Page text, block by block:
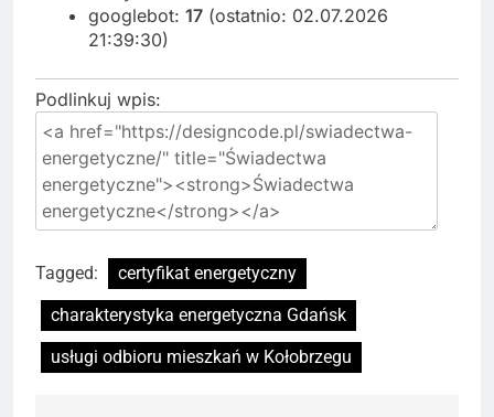
googlebot: 17 (ostatnio: 02.07.2026
21:39:30)
Podlinkuj wpis:
Tagged:
certyfikat energetyczny
charakterystyka energetyczna Gdańsk
usługi odbioru mieszkań w Kołobrzegu